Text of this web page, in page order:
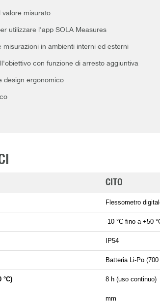
valore misurato
utilizzare l'app SOLA Measures
misurazioni in ambienti interni ed esterni
con funzione di arresto aggiuntiva
design ergonomico
CITO
Flessometro
-10 °C fino a +50
IP54
Batteria Li-Po
°C) 8 h (uso continuo)
mm